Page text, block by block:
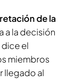
de la
a la decisión
el
miembros
llegado al